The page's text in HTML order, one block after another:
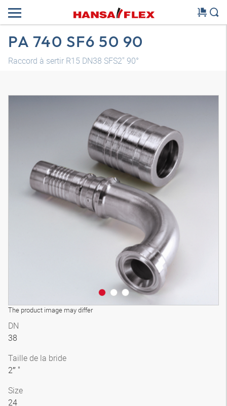
PA 740 SF6 50 90
Raccord à sertir R15 DN38 SFS2" 90°
The product image may differ
Modèle 3D
DN
38
Taille de la bride
2″ "
Size
24